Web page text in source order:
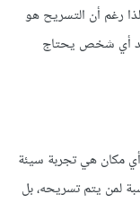
رغم أن التسريح هو
أي شخص يحتاج
مكان هي تجربة سيئة
لمن يتم تسريحه، بل